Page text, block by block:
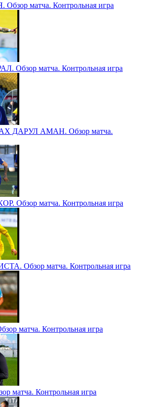
матча. Контрольная игра
матча. Контрольная игра
ДАРУЛ АМАН. Обзор матча.
матча. Контрольная игра
Обзор матча. Контрольная игра
матча. Контрольная игра
матча. Контрольная игра